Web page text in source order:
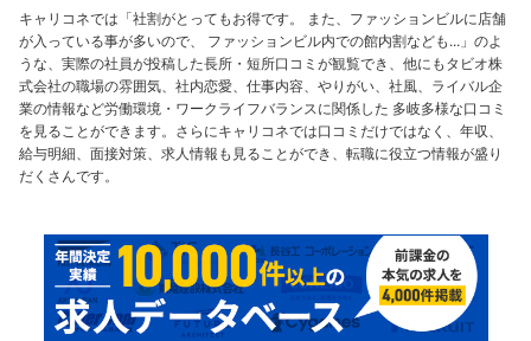
キャリコネでは「社割がとってもお得です。 また、ファッションビルに店舗
が入っている事が多いので、 ファッションビル内での館内割なども...」のよ
うな、実際の社員が投稿した長所・短所口コミが観覧でき、他にもタビオ株
式会社の職場の雰囲気、社内恋愛、仕事内容、やりがい、社風、ライバル企
業の情報など労働環境・ワークライフバランスに関係した 多岐多様な口コミ
を見ることができます。さらにキャリコネでは口コミだけではなく、年収、
給与明細、面接対策、求人情報も見ることができ、転職に役立つ情報が盛り
だくさんです。